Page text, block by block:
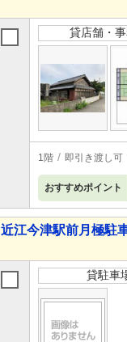
貸店舗・
1階 即引き渡し可
おすすめポイント
近江今津駅前月極駐
貸駐車